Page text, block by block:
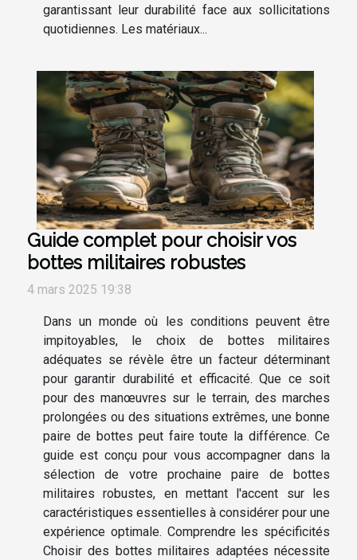
garantissant leur durabilité face aux sollicitations
quotidiennes. Les matériaux...
Guide complet pour choisir vos
bottes militaires robustes
4 mars 2025 19:38
Dans un monde où les conditions peuvent être
impitoyables, le choix de bottes militaires
adéquates se révèle être un facteur déterminant
pour garantir durabilité et efficacité. Que ce soit
pour des manœuvres sur le terrain, des marches
prolongées ou des situations extrêmes, une bonne
paire de bottes peut faire toute la différence. Ce
guide est conçu pour vous accompagner dans la
sélection de votre prochaine paire de bottes
militaires robustes, en mettant l'accent sur les
caractéristiques essentielles à considérer pour une
expérience optimale. Comprendre les spécificités
Choisir des bottes militaires adaptées nécessite